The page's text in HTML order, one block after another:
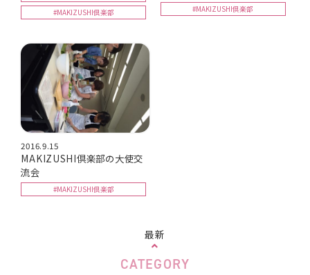
#MAKIZUSHI倶楽部
#MAKIZUSHI倶楽部
2016.9.15
MAKIZUSHI倶楽部の大使交
流会
#MAKIZUSHI倶楽部
最新
CATEGORY